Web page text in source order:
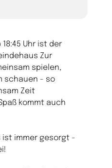
Uhr ist der
Zur
spielen,
schauen - so
Zeit
kommt auch
ist immer gesorgt -